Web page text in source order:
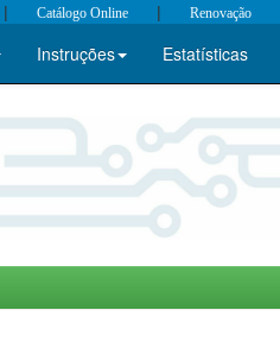
| Catálogo Online | Renovação
Instruções Estatísticas